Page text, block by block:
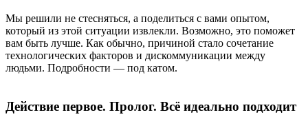
Мы решили не стесняться, а поделиться с вами опытом,
который из этой ситуации извлекли. Возможно, это поможет
вам быть лучше. Как обычно, причиной стало сочетание
технологических факторов и дискоммуникации между
людьми. Подробности — под катом.
Действие первое. Пролог. Всё идеально подходит